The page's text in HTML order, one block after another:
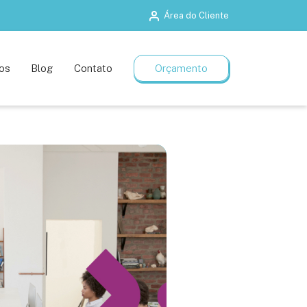
Área do Cliente
Planos flexíveis
Blog Contato Orçamento